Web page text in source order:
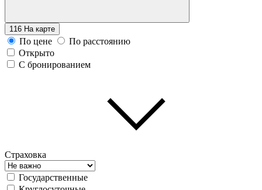
116 На карте
По цене
По расстоянию
Открыто
С бронированием
Страховка
Государственные